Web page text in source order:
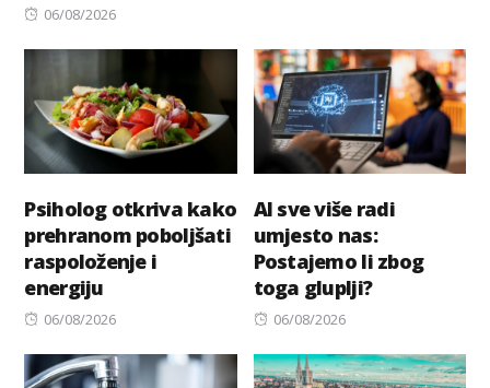
Posted
06/08/2026
Psiholog otkriva kako
prehranom poboljšati
raspoloženje i
energiju
Posted
06/08/2026
AI sve više radi
umjesto nas:
Postajemo li zbog
toga gluplji?
Posted
06/08/2026